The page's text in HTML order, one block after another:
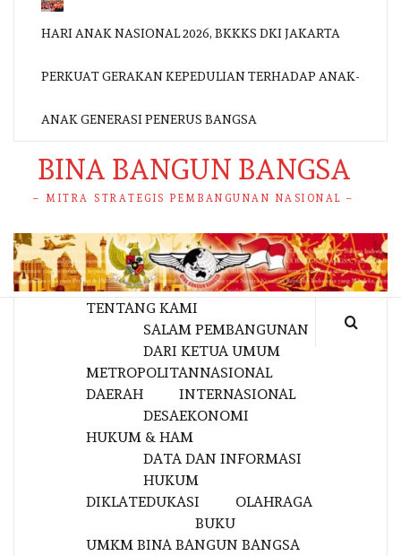
HARI ANAK NASIONAL 2026, BKKKS DKI JAKARTA
PERKUAT GERAKAN KEPEDULIAN TERHADAP ANAK-
ANAK GENERASI PENERUS BANGSA
BINA BANGUN BANGSA
– MITRA STRATEGIS PEMBANGUNAN NASIONAL –
TENTANG KAMI
SALAM PEMBANGUNAN
DARI KETUA UMUM
METROPOLITANNASIONAL
DAERAH
DESA
INTERNASIONAL
EKONOMI
HUKUM & HAM
DATA DAN INFORMASI
HUKUM
DIKLATEDUKASI
BUKU
OLAHRAGA
UMKM BINA BANGUN BANGSA